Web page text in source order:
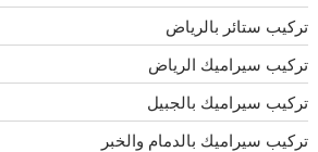
تركيب ستائر بالرياض
تركيب سيراميك الرياض
تركيب سيراميك بالجبيل
تركيب سيراميك بالدمام والخبر